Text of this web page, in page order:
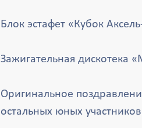
Блок эстафет «Кубок
Зажигательная дискотека
Оригинальное
остальных юных